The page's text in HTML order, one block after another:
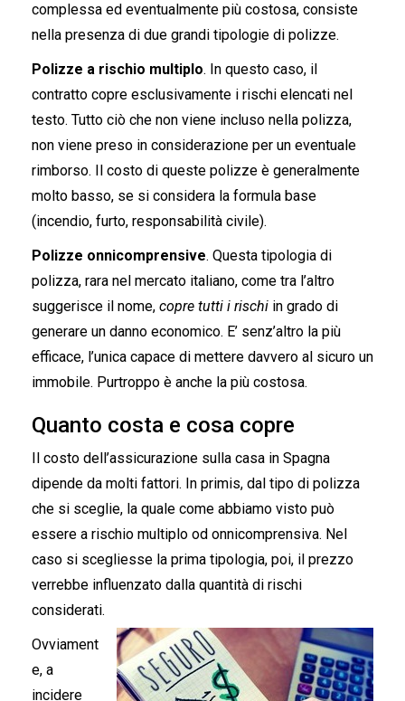
complessa ed eventualmente più costosa, consiste
nella presenza di due grandi tipologie di polizze.
Polizze a rischio multiplo. In questo caso, il
contratto copre esclusivamente i rischi elencati nel
testo. Tutto ciò che non viene incluso nella polizza,
non viene preso in considerazione per un eventuale
rimborso. Il costo di queste polizze è generalmente
molto basso, se si considera la formula base
(incendio, furto, responsabilità civile).
Polizze onnicomprensive. Questa tipologia di
polizza, rara nel mercato italiano, come tra l’altro
suggerisce il nome, copre tutti i rischi in grado di
generare un danno economico. E’ senz’altro la più
efficace, l’unica capace di mettere davvero al sicuro un
immobile. Purtroppo è anche la più costosa.
Quanto costa e cosa copre
Il costo dell’assicurazione sulla casa in Spagna
dipende da molti fattori. In primis, dal tipo di polizza
che si sceglie, la quale come abbiamo visto può
essere a rischio multiplo od onnicomprensiva. Nel
caso si scegliesse la prima tipologia, poi, il prezzo
verrebbe influenzato dalla quantità di rischi
considerati.
Ovviament
e, a
incidere